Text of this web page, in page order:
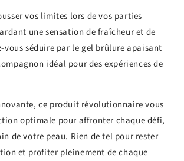
vos limites lors de vos parties
une sensation de fraîcheur et de
vous séduire par le gel brûlure apaisant
idéal pour des expériences de
ce produit révolutionnaire vous
optimale pour affronter chaque défi,
de votre peau. Rien de tel pour rester
et profiter pleinement de chaque